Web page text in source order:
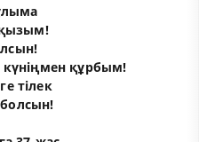
қызым!
күніңмен құрбым!
тілек